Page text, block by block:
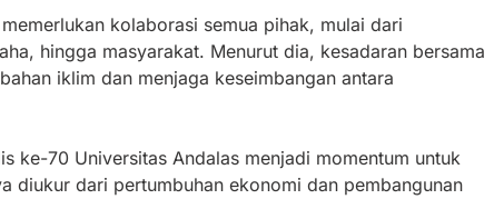
kolaborasi semua pihak, mulai dari
hingga masyarakat. Menurut dia, kesadaran bersama
iklim dan menjaga keseimbangan antara
ke-70 Universitas Andalas menjadi momentum untuk
diukur dari pertumbuhan ekonomi dan pembangunan